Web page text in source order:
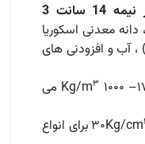
ترکیبات اولیه بلوک سیمانی لیپر نیمه 14 سانت 3
معدنی اسکوریا
و پومیس، الیاف پلی پروپیلن (p.p) ، آب و افزودنی های
۳
می
برای انواع